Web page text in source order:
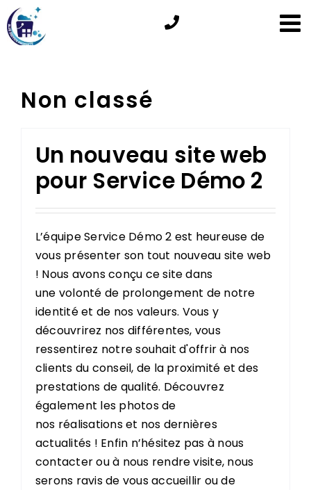
Passer
au
contenu
Non classé
Un nouveau site web
pour Service Démo 2
L’équipe Service Démo 2 est heureuse de
vous présenter son tout nouveau site web
! Nous avons conçu ce site dans
une volonté de prolongement de notre
identité et de nos valeurs. Vous y
découvrirez nos différentes, vous
ressentirez notre souhait d'offrir à nos
clients du conseil, de la proximité et des
prestations de qualité. Découvrez
également les photos de
nos réalisations et nos dernières
actualités ! Enfin n’hésitez pas à nous
contacter ou à nous rendre visite, nous
serons ravis de vous accueillir ou de